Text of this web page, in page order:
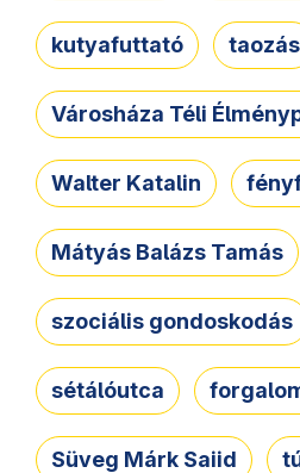
kutyafuttató taozás
Városháza Téli
Walter Katalin
Mátyás Balázs Tamás
szociális gondoskodás
sétálóutca
Süveg Márk Saiid